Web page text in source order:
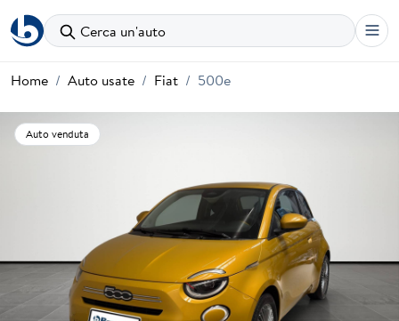
Cerca un'auto
Home Auto usate Fiat 500e
Auto venduta